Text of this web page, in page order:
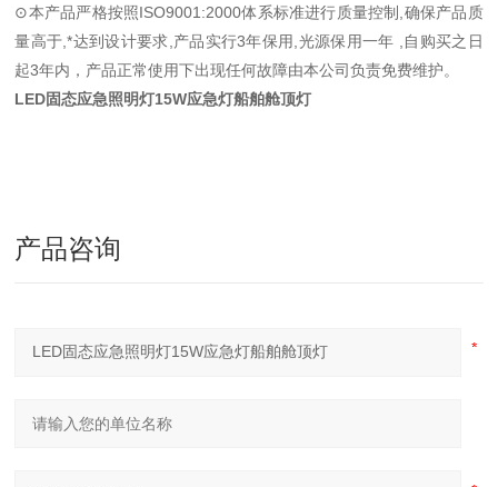
⊙本产品严格按照ISO9001:2000体系标准进行质量控制,确保产品质
量高于,*达到设计要求,产品实行3年保用,光源保用一年 ,自购买之日
起3年内，产品正常使用下出现任何故障由本公司负责免费维护。
LED固态应急照明灯15W应急灯船舶舱顶灯
产品咨询